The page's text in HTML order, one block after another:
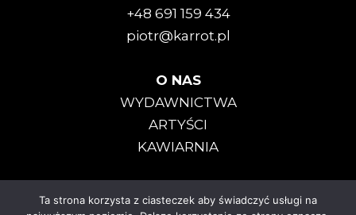
+48 691 159 434
piotr@karrot.pl
O NAS
WYDAWNICTWA
ARTYŚCI
KAWIARNIA
Karrot Kommando © 2025
Ta strona korzysta z ciasteczek aby świadczyć usługi na